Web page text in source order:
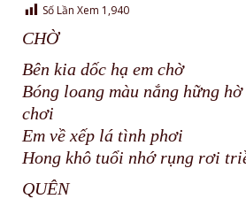
Số Lần Xem 1,940
CHỜ
Bên kia dốc hạ em chờ
Bóng loang màu nắng hững
chơi
Em về xếp lá tình phơi
Hong khô tuổi nhớ rụng rơi
QUÊN